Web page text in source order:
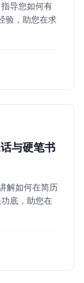
导您如何有
验，助您在求
与硬笔书
解如何在简历
底，助您在